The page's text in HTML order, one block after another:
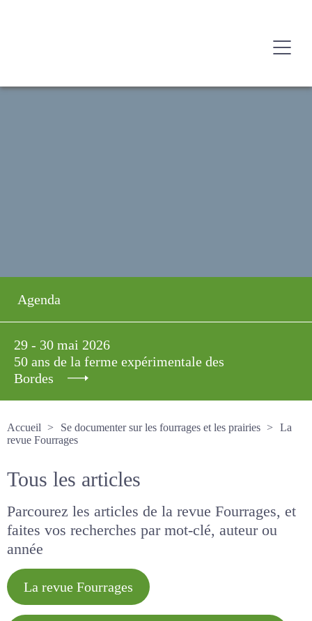
Agenda
29 - 30 mai 2026
50 ans de la ferme expérimentale des
Bordes
Accueil
Se documenter sur les fourrages et les prairies
La revue Fourrages
Tous les articles
Parcourez les articles de la revue Fourrages, et
faites vos recherches par mot-clé, auteur ou
année
La revue Fourrages